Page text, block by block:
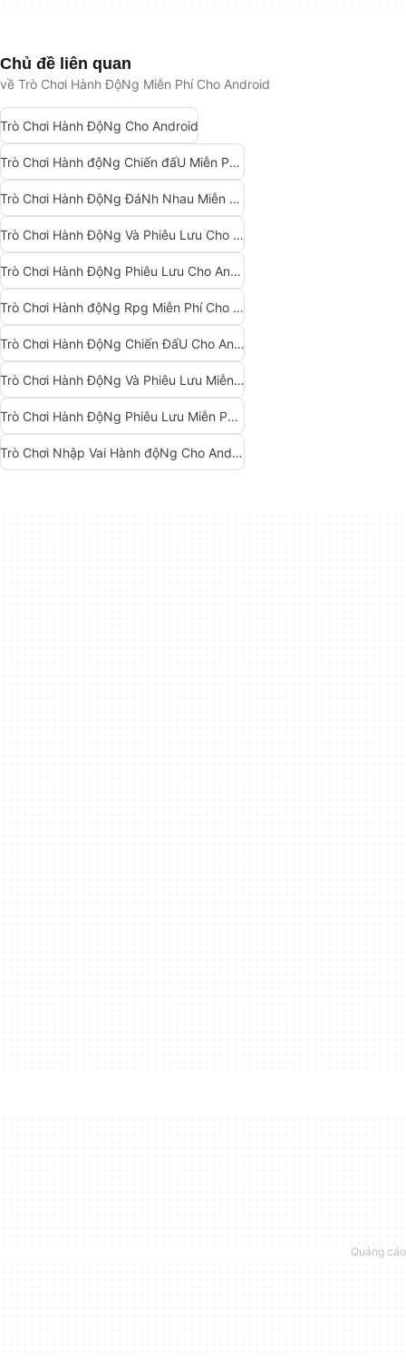
Chủ đề liên quan
về Trò Chơi Hành ĐộNg Miễn Phí Cho Android
Trò Chơi Hành ĐộNg Cho Android
Trò Chơi Hành độNg Chiến đấU Miễn Phí Cho Android
Trò Chơi Hành ĐộNg ĐáNh Nhau Miễn Phí Cho Android
Trò Chơi Hành ĐộNg Và Phiêu Lưu Cho Android
Trò Chơi Hành ĐộNg Phiêu Lưu Cho Android
Trò Chơi Hành độNg Rpg Miễn Phí Cho Android
Trò Chơi Hành ĐộNg Chiến ĐấU Cho Android
Trò Chơi Hành ĐộNg Và Phiêu Lưu Miễn Phí Cho Android
Trò Chơi Hành ĐộNg Phiêu Lưu Miễn Phí Cho Android
Trò Chơi Nhập Vai Hành độNg Cho Android